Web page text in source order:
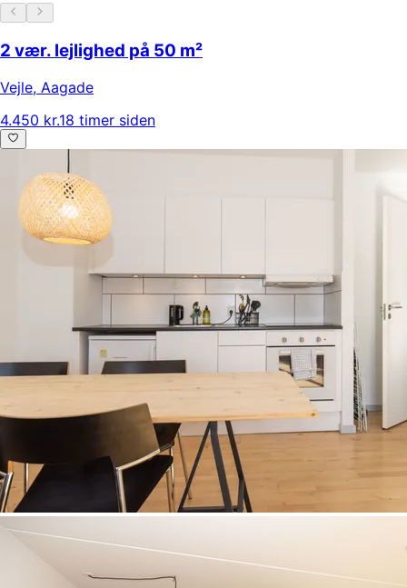
2 vær. lejlighed på 50 m²
Vejle, Aagade
4.450 kr.18 timer siden